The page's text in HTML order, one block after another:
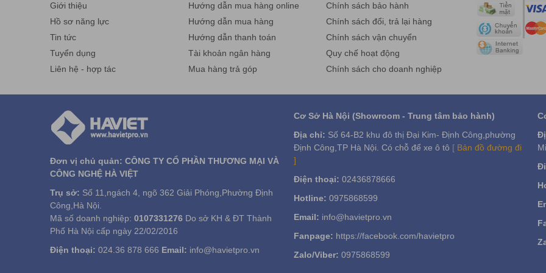
• Thiết kế mô-đun hóa, dễ dàng bảo trì và thay thế
• Pin dự phòng 4-8 tiếng (Tùy chọn)
Giới thiệu
Hồ sơ năng lực
Tin tức
Tuyển dụng
Liên hệ - hợp tác
Hướng dẫn mua hàng online
Hướng dẫn mua hàng
Hướng dẫn thanh toán
Tài khoản ngân hàng
Mua hàng trả góp
Chính sách bảo hành
Chính sách đổi, trả lại hàng
Chính sách vận chuyển
Quy chế hoạt động
Chính sách cho doanh nghiệp
Đơn vị chủ quản: CÔNG TY CỔ PHẦN THƯƠNG MẠI VÀ
CÔNG NGHỆ HÀ VIỆT
Trụ sở: Số 11,ngách 4, ngõ 362 Giải Phóng,Phường Định
Công,Hà Nội.
Mã số doanh nghiệp: 0107331276 Do sở KH & ĐT Thành
Phố Hà Nội cấp ngày 22/02/2016
Điện thoại: 024.36 878 666 Email: info@havietpro.vn
Cơ Sở Hà Nội (Showroom - Trung tâm bảo hành)
Địa chỉ: Số 64-B2 khu đô thị Đại Kim- Định Công,phường
Định Công,TP Hà Nội. Có chỗ để xe ô tô [ Bản đồ đường đi
]
Điện thoại: 02436878666
Hotline: 0975868599
Email: info@havietpro.vn
Fanpage: https://facebook.com/havietpro
Zalo/Viber: 0975868599